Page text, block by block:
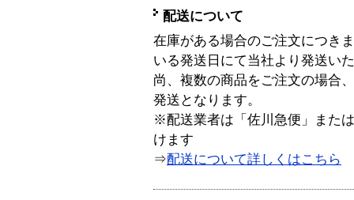
配送について
在庫がある場合のご注文につき
いる発送日にて当社より発送い
尚、複数の商品をご注文の場合
発送となります。
※配送業者は「佐川急便」また
けます
⇒配送について詳しくはこちら